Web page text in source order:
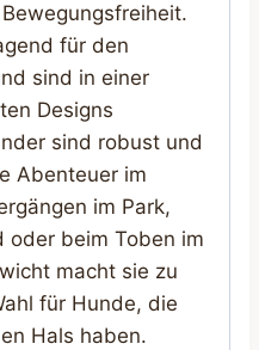
für den
sind in einer
Designs
sind robust und
Abenteuer im
im Park,
oder beim Toben im
macht sie zu
für Hunde, die
Hals haben.